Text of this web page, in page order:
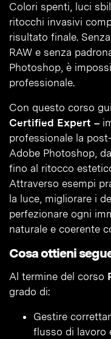
Colori spenti, luci
ritocchi invasivi
risultato finale.
RAW e senza
Photoshop, è
professionale.
Con questo corso
Certified Expert –
professionale la
Adobe Photoshop,
fino al ritocco
Attraverso esempi
la luce, migliorare i
perfezionare ogni
naturale e coerente
Cosa ottieni
Al termine del corso
grado di:
Gestire
flusso di lavoro